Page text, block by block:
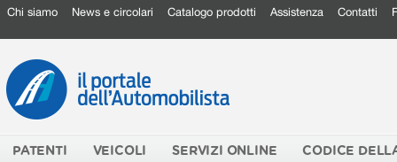
Chi siamo News e circolari Catalogo prodotti Assistenza Contatti
PATENTI VEICOLI SERVIZI ONLINE CODICE